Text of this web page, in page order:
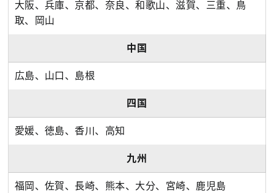
大阪、兵庫、京都、奈良、和歌山、滋賀、三重、鳥
取、岡山
中国
広島、山口、島根
四国
愛媛、徳島、香川、高知
九州
福岡、佐賀、長崎、熊本、大分、宮崎、鹿児島